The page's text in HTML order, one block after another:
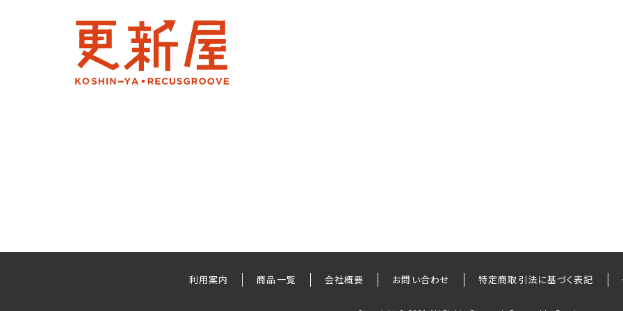
利用案内 商品一覧 会社概要 お問い合わせ 特定商取引法に基づく表記